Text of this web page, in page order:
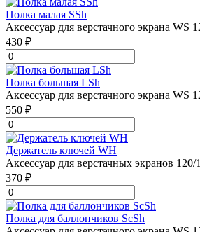
Полка малая SSh
Аксессуар для верстачного экрана WS
430 ₽
Полка большая LSh
Аксессуар для верстачного экрана WS
550 ₽
Держатель ключей WH
Аксессуар для верстачных экранов
370 ₽
Полка для баллончиков ScSh